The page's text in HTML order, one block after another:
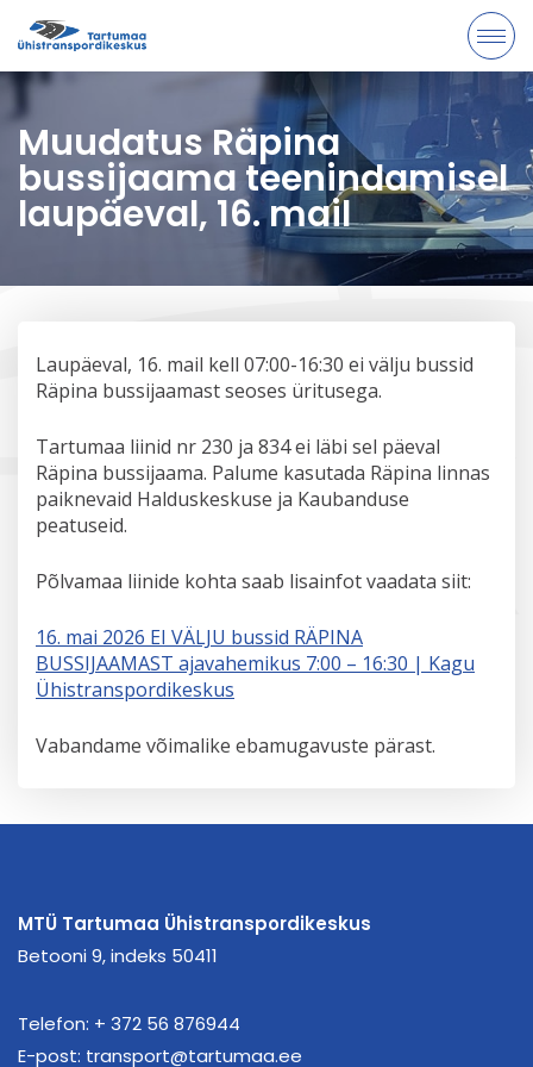
Muudatus Räpina
bussijaama teenindamisel
laupäeval, 16. mail
Laupäeval, 16. mail kell 07:00-16:30 ei välju bussid
Räpina bussijaamast seoses üritusega.
Tartumaa liinid nr 230 ja 834 ei läbi sel päeval
Räpina bussijaama. Palume kasutada Räpina linnas
paiknevaid Halduskeskuse ja Kaubanduse
peatuseid.
Põlvamaa liinide kohta saab lisainfot vaadata siit:
16. mai 2026 EI VÄLJU bussid RÄPINA
BUSSIJAAMAST ajavahemikus 7:00 – 16:30 | Kagu
Ühistranspordikeskus
Vabandame võimalike ebamugavuste pärast.
MTÜ Tartumaa Ühistranspordikeskus
Betooni 9, indeks 50411
Telefon: + 372 56 876944
E-post: transport@tartumaa.ee